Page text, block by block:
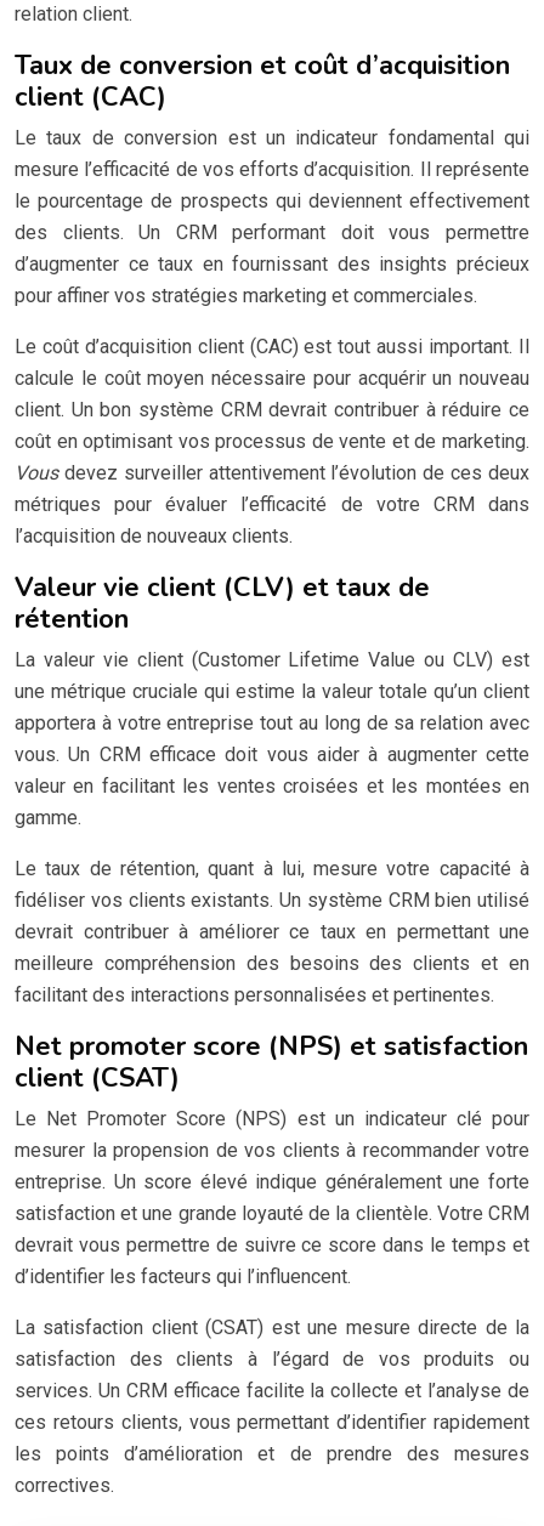
relation client.
Taux de conversion et coût d’acquisition
client (CAC)
Le taux de conversion est un indicateur fondamental qui
mesure l’efficacité de vos efforts d’acquisition. Il représente
le pourcentage de prospects qui deviennent effectivement
des clients. Un CRM performant doit vous permettre
d’augmenter ce taux en fournissant des insights précieux
pour affiner vos stratégies marketing et commerciales.
Le coût d’acquisition client (CAC) est tout aussi important. Il
calcule le coût moyen nécessaire pour acquérir un nouveau
client. Un bon système CRM devrait contribuer à réduire ce
coût en optimisant vos processus de vente et de marketing.
Vous devez surveiller attentivement l’évolution de ces deux
métriques pour évaluer l’efficacité de votre CRM dans
l’acquisition de nouveaux clients.
Valeur vie client (CLV) et taux de
rétention
La valeur vie client (Customer Lifetime Value ou CLV) est
une métrique cruciale qui estime la valeur totale qu’un client
apportera à votre entreprise tout au long de sa relation avec
vous. Un CRM efficace doit vous aider à augmenter cette
valeur en facilitant les ventes croisées et les montées en
gamme.
Le taux de rétention, quant à lui, mesure votre capacité à
fidéliser vos clients existants. Un système CRM bien utilisé
devrait contribuer à améliorer ce taux en permettant une
meilleure compréhension des besoins des clients et en
facilitant des interactions personnalisées et pertinentes.
Net promoter score (NPS) et satisfaction
client (CSAT)
Le Net Promoter Score (NPS) est un indicateur clé pour
mesurer la propension de vos clients à recommander votre
entreprise. Un score élevé indique généralement une forte
satisfaction et une grande loyauté de la clientèle. Votre CRM
devrait vous permettre de suivre ce score dans le temps et
d’identifier les facteurs qui l’influencent.
La satisfaction client (CSAT) est une mesure directe de la
satisfaction des clients à l’égard de vos produits ou
services. Un CRM efficace facilite la collecte et l’analyse de
ces retours clients, vous permettant d’identifier rapidement
les points d’amélioration et de prendre des mesures
correctives.